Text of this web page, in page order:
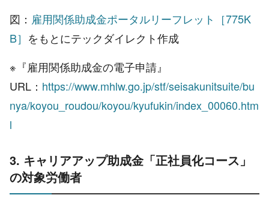
図： 雇用関係助成金ポータルリーフレット［775K
B］ をもとにテックダイレクト作成
※『雇用関係助成金の電子申請』
URL： https://www.mhlw.go.jp/stf/seisakunitsuite/bu
nya/koyou_roudou/koyou/kyufukin/index_00060.htm
l
3. キャリアアップ助成金「正社員化コース」
の対象労働者